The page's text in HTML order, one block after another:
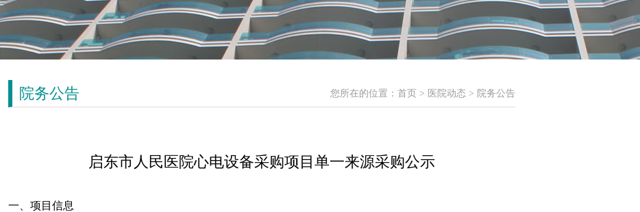
院务公告 您所在的位置： 首页 > 医院动态 > 院务公告
启东市人民医院心电设备采购项目单一来源采购公示
一、项目信息